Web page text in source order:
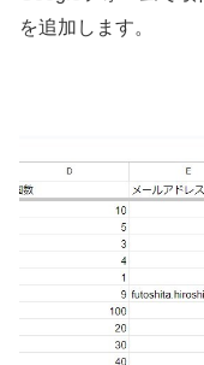
を追加します。